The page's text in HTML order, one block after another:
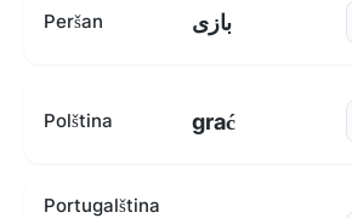
Peršan بازی
Polština grać
Portugalština